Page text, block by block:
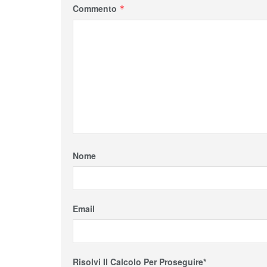
Commento *
Nome
Email
Risolvi Il Calcolo Per Proseguire*